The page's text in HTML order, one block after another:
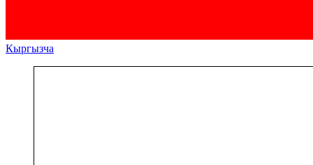
Кыргызча